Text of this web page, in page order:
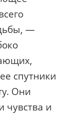
—
спутники
Они
чувства и